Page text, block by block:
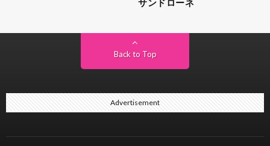
サンドローネ
Back to Top
Advertisement